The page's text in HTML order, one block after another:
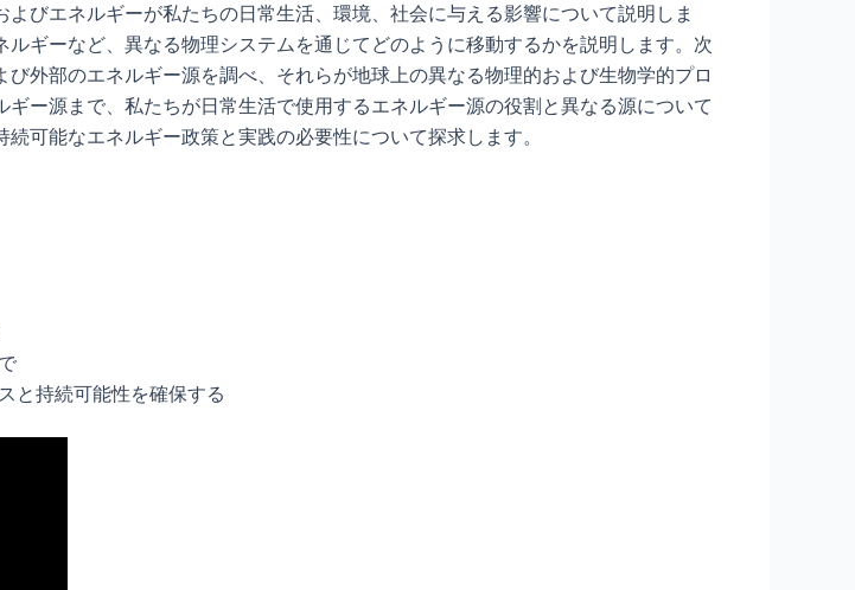
びエネルギーが私たちの日常生活、環境、社会に与える影響について説明しま
ギーなど、異なる物理システムを通じてどのように移動するかを説明します。次
外部のエネルギー源を調べ、それらが地球上の異なる物理的および生物学的プロ
ー源まで、私たちが日常生活で使用するエネルギー源の役割と異なる源について
可能なエネルギー政策と実践の必要性について探求します。
と持続可能性を確保する